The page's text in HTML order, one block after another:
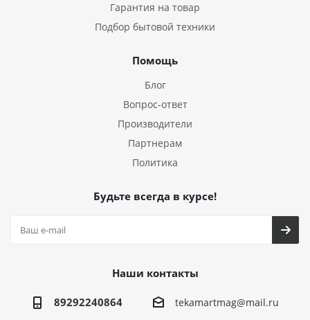
Гарантия на товар
Подбор бытовой техники
Помощь
Блог
Вопрос-ответ
Производители
Партнерам
Политика
Будьте всегда в курсе!
Наши контакты
89292240864 tekamartmag@mail.ru